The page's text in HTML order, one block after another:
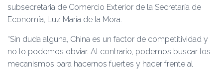
subsecretaria de Comercio Exterior de la Secretaría de
Economía, Luz María de la Mora.
“Sin duda alguna, China es un factor de competitividad y
no lo podemos obviar. Al contrario, podemos buscar los
mecanismos para hacernos fuertes y hacer frente al